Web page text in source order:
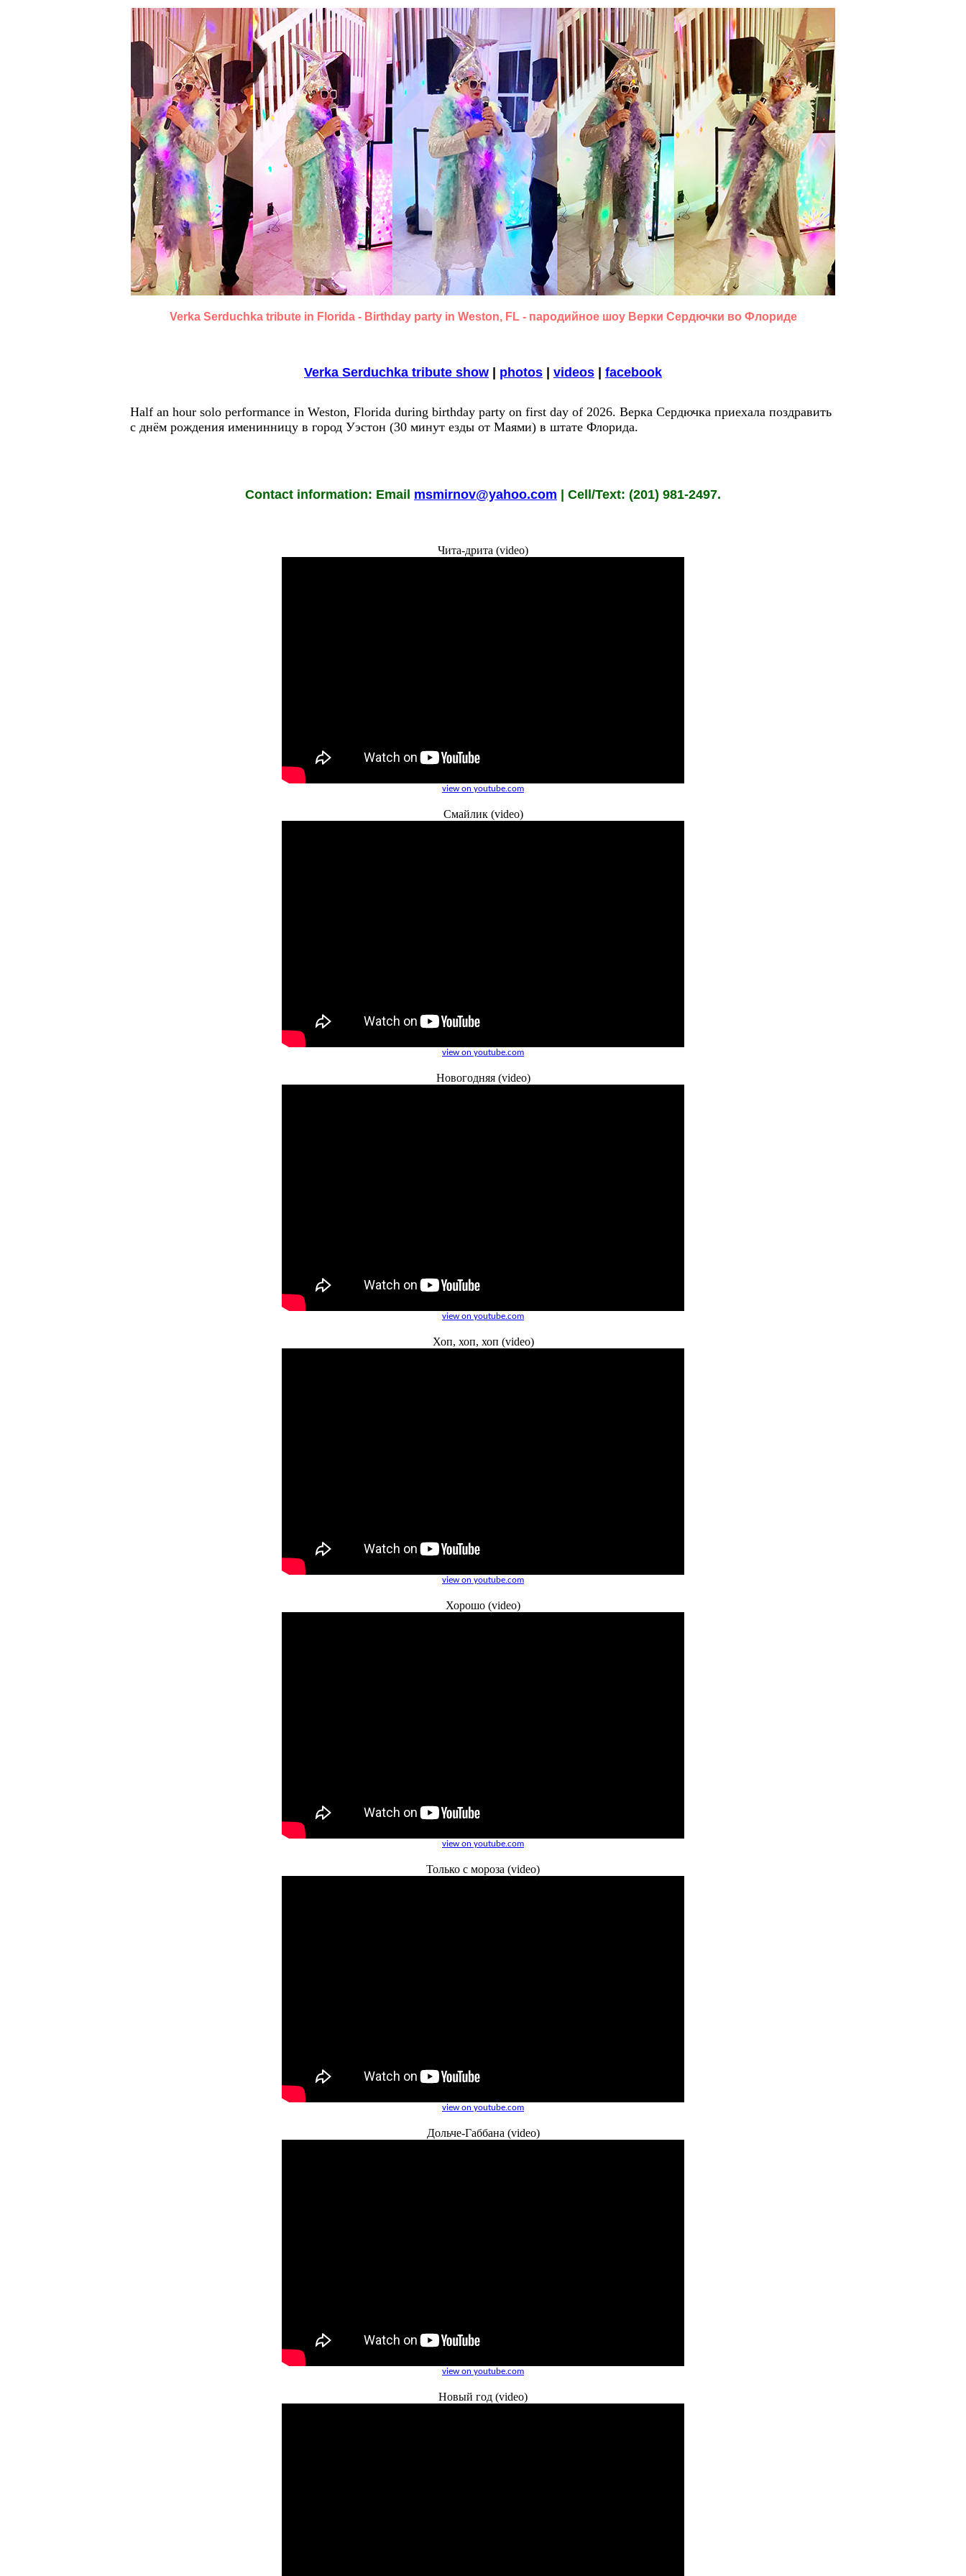
Verka Serduchka tribute in Florida - Birthday party in Weston, FL - пародийное шоу Верки Сердючки во Флориде
Verka Serduchka tribute show | photos | videos | facebook
Half an hour solo performance in Weston, Florida during birthday party on first day of 2026. Верка Сердючка приехала поздравить
с днём рождения именинницу в город Уэстон (30 минут езды от Маями) в штате Флорида.
Contact information: Email msmirnov@yahoo.com | Cell/Text: (201) 981-2497.
Чита-дрита (video)
view on youtube.com
Смайлик (video)
view on youtube.com
Новогодняя (video)
view on youtube.com
Хоп, хоп, хоп (video)
view on youtube.com
Хорошо (video)
view on youtube.com
Только с мороза (video)
view on youtube.com
Дольче-Габбана (video)
view on youtube.com
Новый год (video)